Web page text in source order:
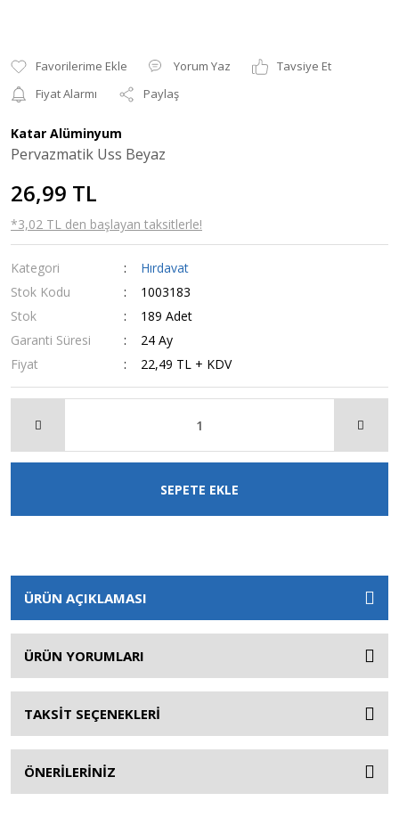
Yorum Yaz
Tavsiye Et
Fiyat Alarmı
Paylaş
Katar Alüminyum
Pervazmatik Uss Beyaz
26,99 TL
*3,02 TL den başlayan taksitlerle!
Kategori
Hırdavat
Stok Kodu
1003183
Stok
189 Adet
Garanti Süresi
24 Ay
Fiyat
22,49 TL + KDV
SEPETE EKLE
ÜRÜN AÇIKLAMASI
ÜRÜN YORUMLARI
TAKSİT SEÇENEKLERİ
ÖNERİLERİNİZ